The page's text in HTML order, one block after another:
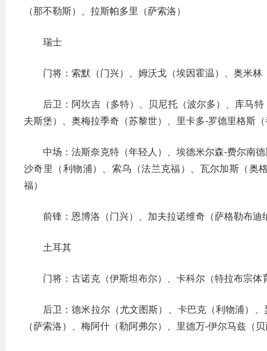
（那不勒斯）、拉斯帕多里（萨索洛）
瑞士
门将：索默（门兴）、姆沃戈（埃因霍温）、奥米林
后卫：阿坎吉（多特）、贝尼托（波尔多）、库马
夫斯堡）、奥梅拉季奇（苏黎世）、里卡多-罗德里格斯
中场：法斯奈克特（年轻人）、埃德米尔森-费尔南
沙奇里（利物浦）、索乌（法兰克福）、瓦尔加斯（奥
福）
前锋：恩博洛（门兴）、加夫拉诺维奇（萨格勒布迪
土耳其
门将：古诺克（伊斯坦布尔）、卡科尔（特拉布宗体
后卫：德米拉尔（尤文图斯）、卡巴克（利物浦）
（萨索洛）、梅阿什（勒阿弗尔）、里德万-伊尔马兹（